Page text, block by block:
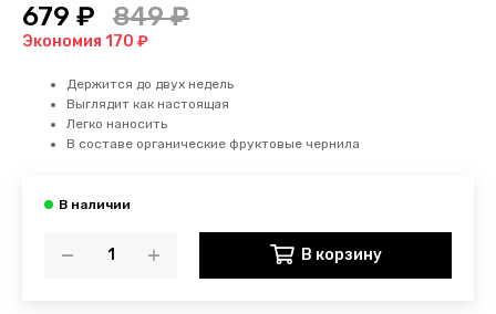
679 ₽ 849 ₽
Экономия 170 ₽
Держится до двух недель
Выглядит как настоящая
Легко наносить
В составе органические фруктовые чернила
В корзину